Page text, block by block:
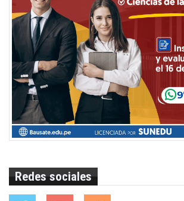
Redes sociales